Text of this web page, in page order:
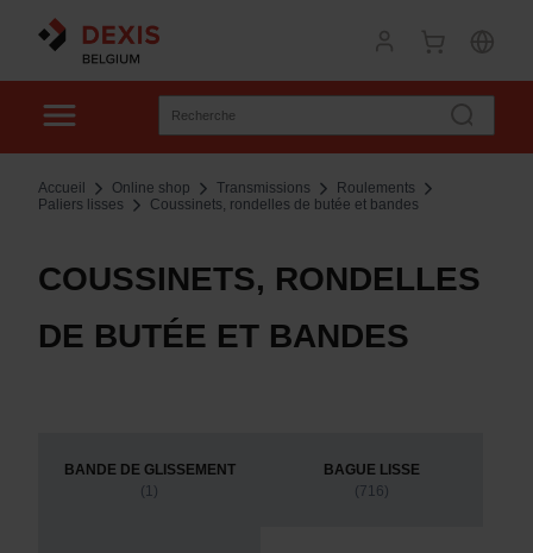
Accueil Online shop Transmissions
Roulements
Paliers lisses
Coussinets, rondelles de butée et bandes
COUSSINETS, RONDELLES
DE BUTÉE ET BANDES
BANDE DE GLISSEMENT
(1)
BAGUE LISSE
(716)